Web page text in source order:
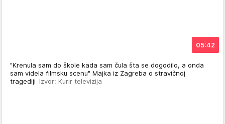
05:42
"Krenula sam do škole kada sam čula šta se dogodilo, a onda
sam videla filmsku scenu" Majka iz Zagreba o stravičnoj
tragediji Izvor: Kurir televizija